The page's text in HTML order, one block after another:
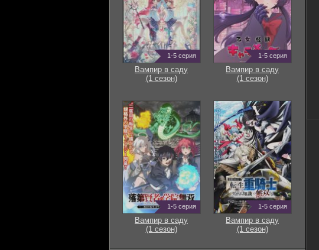
1-5 серия
Вампир в саду
(1 сезон)
1-5 серия
Вампир в саду
(1 сезон)
1-5 серия
Вампир в саду
(1 сезон)
1-5 серия
Вампир в саду
(1 сезон)